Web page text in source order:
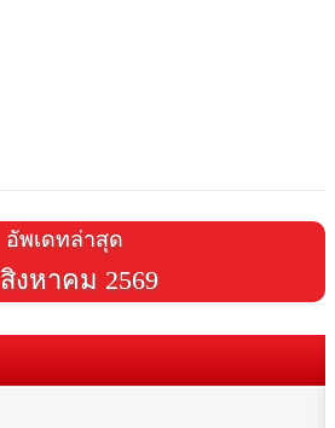
อัพเดทล่าสุด
สิงหาคม 2569